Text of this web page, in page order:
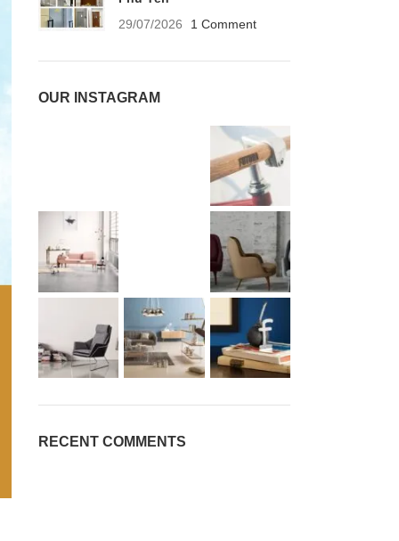
29/07/2026
1 Comment
OUR INSTAGRAM
RECENT COMMENTS